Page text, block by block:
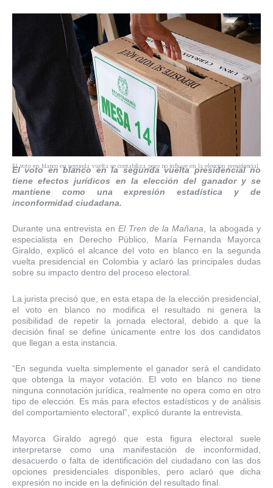
El voto en blanco en segunda vuelta se contabiliza, pero no influye en la elección presidencial.
El voto en blanco en la segunda vuelta presidencial no
tiene efectos jurídicos en la elección del ganador y se
mantiene como una expresión estadística y de
inconformidad ciudadana.
Durante una entrevista en El Tren de la Mañana , la abogada y
especialista en Derecho Público, María Fernanda Mayorca
Giraldo, explicó el alcance del voto en blanco en la segunda
vuelta presidencial en Colombia y aclaró las principales dudas
sobre su impacto dentro del proceso electoral.
La jurista precisó que, en esta etapa de la elección presidencial,
el voto en blanco no modifica el resultado ni genera la
posibilidad de repetir la jornada electoral, debido a que la
decisión final se define únicamente entre los dos candidatos
que llegan a esta instancia.
“En segunda vuelta simplemente el ganador será el candidato
que obtenga la mayor votación. El voto en blanco no tiene
ninguna connotación jurídica, realmente no opera como en otro
tipo de elección. Es más para efectos estadísticos y de análisis
del comportamiento electoral”, explicó durante la entrevista.
Mayorca Giraldo agregó que esta figura electoral suele
interpretarse como una manifestación de inconformidad,
desacuerdo o falta de identificación del ciudadano con las dos
opciones presidenciales disponibles, pero aclaró que dicha
expresión no incide en la definición del resultado final.